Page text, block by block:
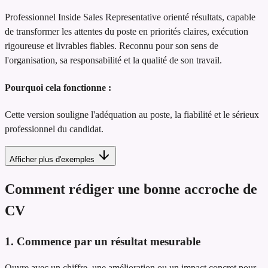
Professionnel Inside Sales Representative orienté résultats, capable
de transformer les attentes du poste en priorités claires, exécution
rigoureuse et livrables fiables. Reconnu pour son sens de
l'organisation, sa responsabilité et la qualité de son travail.
Pourquoi cela fonctionne :
Cette version souligne l'adéquation au poste, la fiabilité et le sérieux
professionnel du candidat.
Afficher plus d'exemples
Comment rédiger une bonne accroche de
CV
1. Commence par un résultat mesurable